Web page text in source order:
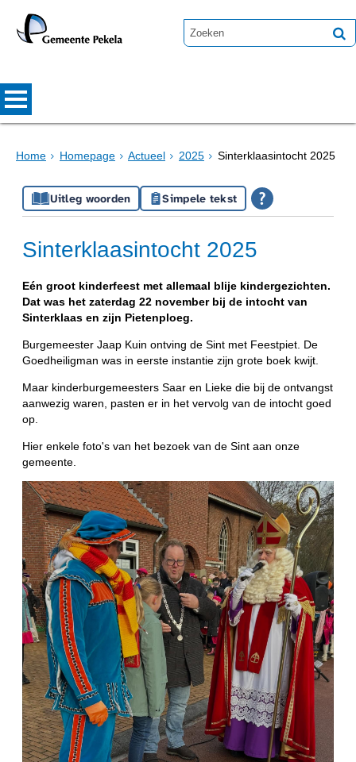
Home Homepage Actueel 2025 Sinterklaasintocht 2025
Uitleg woorden Simpele tekst
Sinterklaasintocht 2025
Eén groot kinderfeest met allemaal blije kindergezichten.
Dat was het zaterdag 22 november bij de intocht van
Sinterklaas en zijn Pietenploeg.
Burgemeester Jaap Kuin ontving de Sint met Feestpiet. De
Goedheiligman was in eerste instantie zijn grote boek kwijt.
Maar kinderburgemeesters Saar en Lieke die bij de ontvangst
aanwezig waren, pasten er in het vervolg van de intocht goed
op.
Hier enkele foto's van het bezoek van de Sint aan onze
gemeente.